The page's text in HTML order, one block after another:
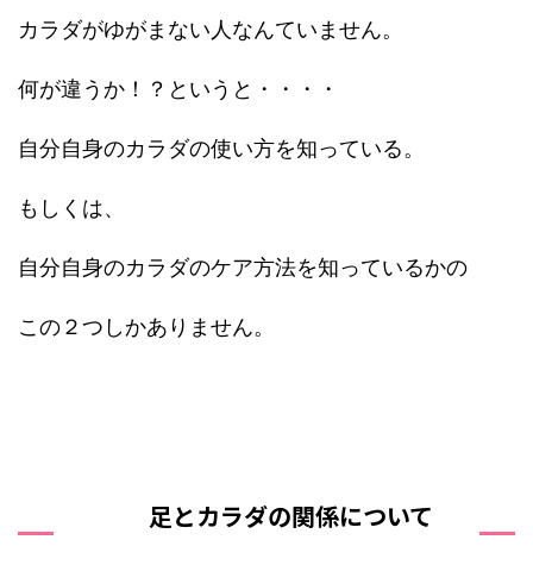
カラダがゆがまない人なんていません。
何が違うか！？というと・・・・
自分自身のカラダの使い方を知っている。
もしくは、
自分自身のカラダのケア方法を知っているかの
この２つしかありません。
足とカラダの関係について